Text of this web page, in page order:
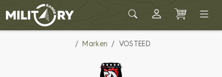
Army shop MILITARY RANGE
Marken VOSTEED